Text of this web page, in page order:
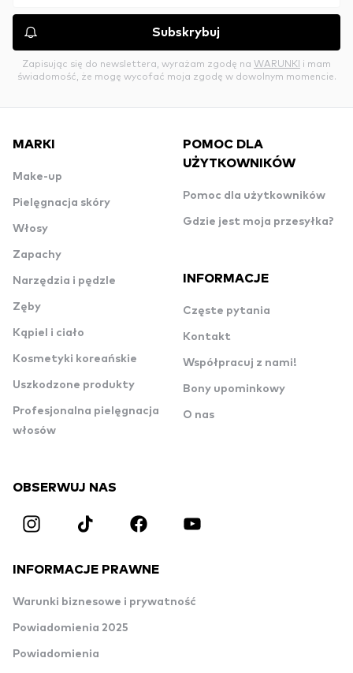
Subskrybuj
Zapisując się do newslettera, wyrażam zgodę na WARUNKI i mam
świadomość, że mogę wycofać moja zgodę w dowolnym momencie.
MARKI
Make-up
Pielęgnacja skóry
Włosy
Zapachy
Narzędzia i pędzle
Zęby
Kąpiel i ciało
Kosmetyki koreańskie
Uszkodzone produkty
Profesjonalna pielęgnacja
włosów
POMOC DLA
UŻYTKOWNIKÓW
Pomoc dla użytkowników
Gdzie jest moja przesyłka?
INFORMACJE
Częste pytania
Kontakt
Współpracuj z nami!
Bony upominkowy
O nas
OBSERWUJ NAS
INFORMACJE PRAWNE
Warunki biznesowe i prywatność
Powiadomienia 2025
Powiadomienia